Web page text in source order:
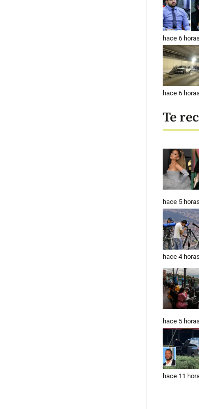
hace 6 horas
hace 6 horas
Te
hace 5 horas
hace 4 horas
hace 5 horas
hace 11